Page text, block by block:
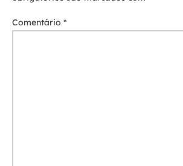
Comentário *